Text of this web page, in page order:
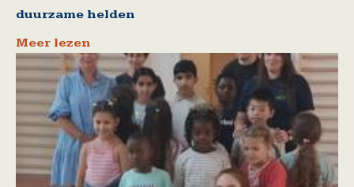
duurzame helden
Meer lezen